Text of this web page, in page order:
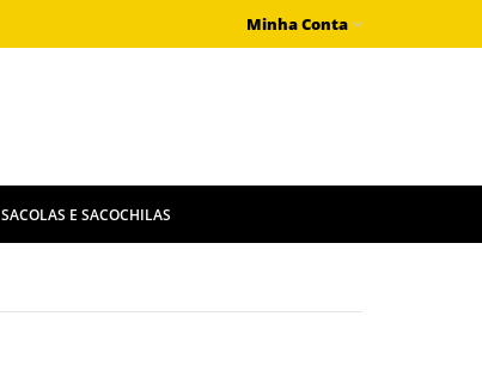
Minha Conta
SACOLAS E SACOCHILAS